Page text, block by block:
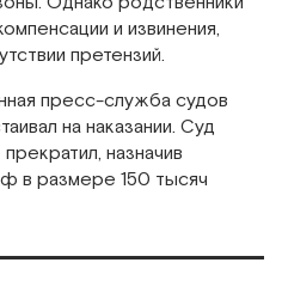
и извинения,
претензий.
пресс-служба судов
на наказании. Суд
назначив
в размере 150 тысяч